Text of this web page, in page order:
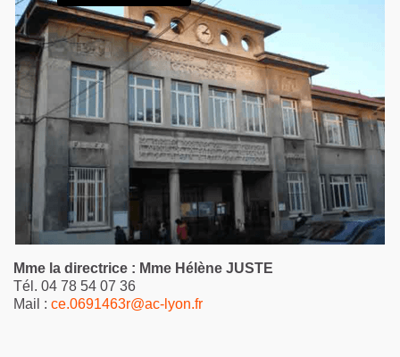
Mme la directrice : Mme Hélène JUSTE
Tél. 04 78 54 07 36
Mail : ce.0691463r@ac-lyon.fr